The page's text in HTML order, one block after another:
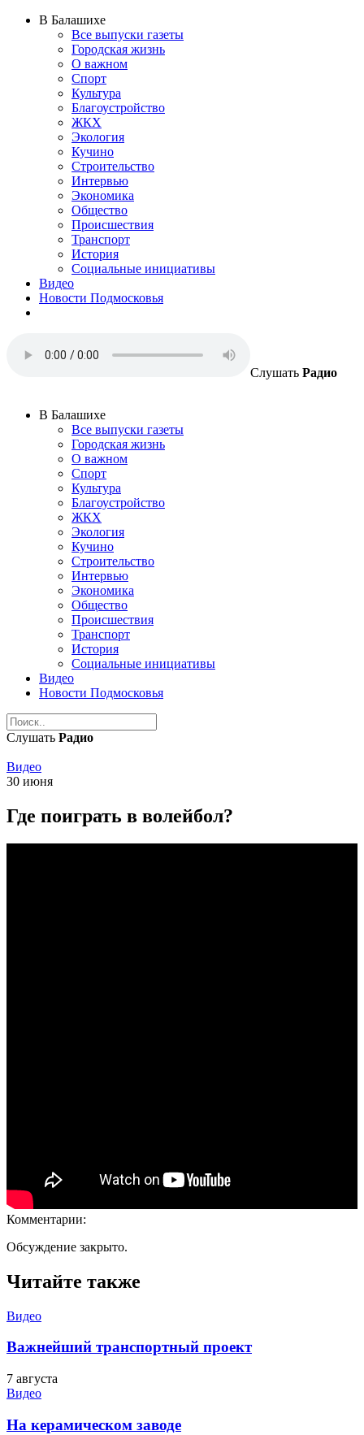
В Балашихе
Все выпуски газеты
Городская жизнь
О важном
Спорт
Культура
Благоустройство
ЖКХ
Экология
Кучино
Строительство
Интервью
Экономика
Общество
Происшествия
Транспорт
История
Социальные инициативы
Видео
Новости Подмосковья
Слушать Радио
В Балашихе
Все выпуски газеты
Городская жизнь
О важном
Спорт
Культура
Благоустройство
ЖКХ
Экология
Кучино
Строительство
Интервью
Экономика
Общество
Происшествия
Транспорт
История
Социальные инициативы
Видео
Новости Подмосковья
Слушать Радио
Видео
30 июня
Где поиграть в волейбол?
Комментарии:
Обсуждение закрыто.
Читайте также
Видео
Важнейший транспортный проект
7 августа
Видео
На керамическом заводе